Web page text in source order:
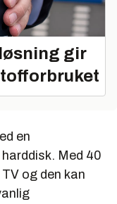
gir
en
Med 40
og den kan